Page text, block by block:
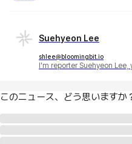
Suehyeon Lee
shlee@bloomingbit.io
I'm reporter Suehyeon
このニュース、どう思いますか